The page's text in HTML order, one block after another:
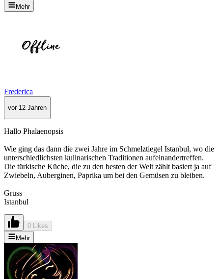
Mehr
Frederica
vor 12 Jahren
Hallo Phalaenopsis
Wie ging das dann die zwei Jahre im Schmelztiegel Istanbul, wo die
unterschiedlichsten kulinarischen Traditionen aufeinandertreffen.
Die türkische Küche, die zu den besten der Welt zählt basiert ja auf
Zwiebeln, Auberginen, Paprika um bei den Gemüsen zu bleiben.
Gruss
Istanbul
0 Likes
Mehr